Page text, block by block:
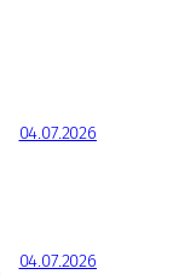
04.07.2026
04.07.2026